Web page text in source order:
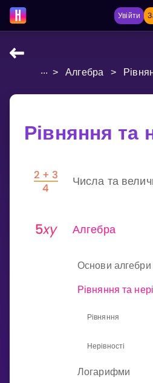
Увійти
НАВЧАЛЬНІ МАТЕРІАЛИ
Multiplication Master
Показати більше
НАВЧАЛЬНИЙ ПЛАН
... > Алгебра >
Рівняння та
Числа та
Алгебра
Основи алгебри
Рівняння та
Рівняння
Нерівності
Логарифми